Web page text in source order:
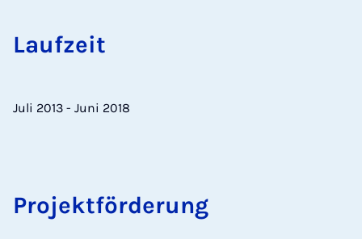
Lauf­zeit
Juli 2013 - Juni 2018
Pro­jekt­för­de­rung